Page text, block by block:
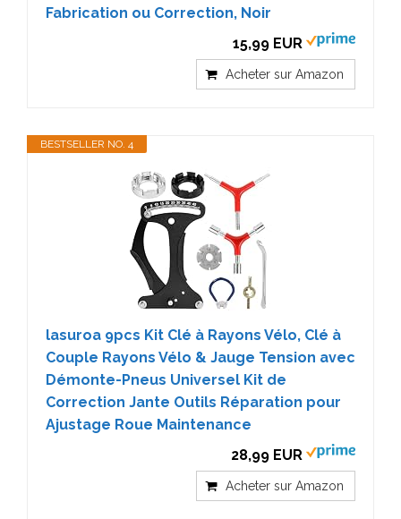
Fabrication ou Correction, Noir
15,99 EUR
Acheter sur Amazon
BESTSELLER NO. 4
lasuroa 9pcs Kit Clé à Rayons Vélo, Clé à
Couple Rayons Vélo & Jauge Tension avec
Démonte-Pneus Universel Kit de
Correction Jante Outils Réparation pour
Ajustage Roue Maintenance
28,99 EUR
Acheter sur Amazon